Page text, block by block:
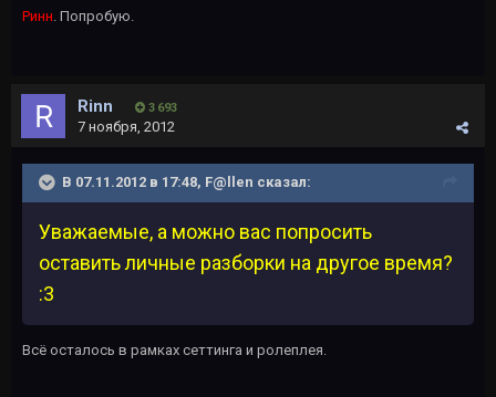
Ринн. Попробую.
Rinn 3 693
7 ноября, 2012
В 07.11.2012 в 17:48, F@llen сказал:
Уважаемые, а можно вас попросить
оставить личные разборки на другое время?
:3
Всё осталось в рамках сеттинга и ролеплея.